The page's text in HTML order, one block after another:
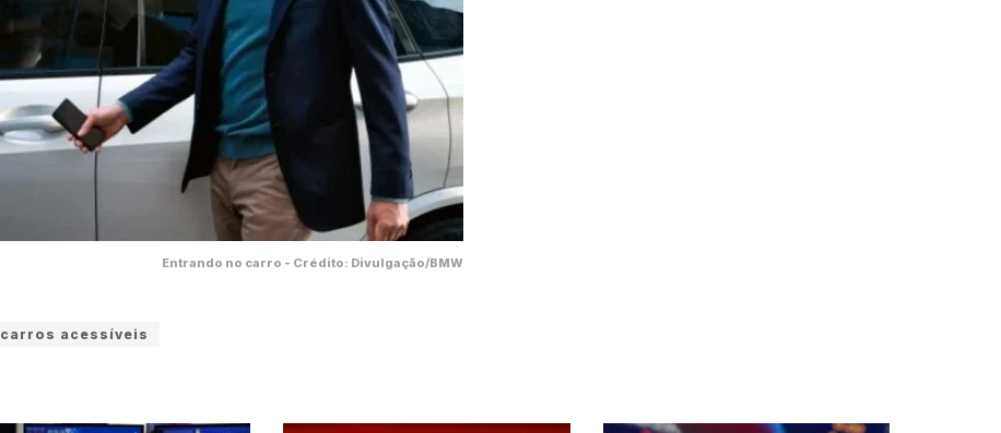
Entrando no carro - Crédito: Divulgação/BMW
carros acessíveis